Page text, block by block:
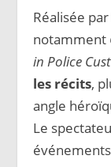
Réalisée par
notamment
in Police
les récits,
angle
Le